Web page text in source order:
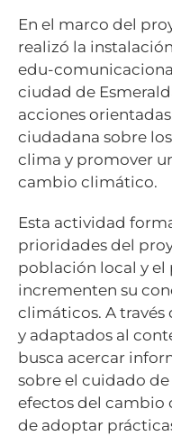
En el marco del
realizó la
edu-
ciudad de
acciones
ciudadana sobre
clima y promover
cambio climático.
Esta actividad
prioridades del
población local y el
incrementen su
climáticos. A través
y adaptados al
busca acercar
sobre el cuidado de
efectos del
de adoptar